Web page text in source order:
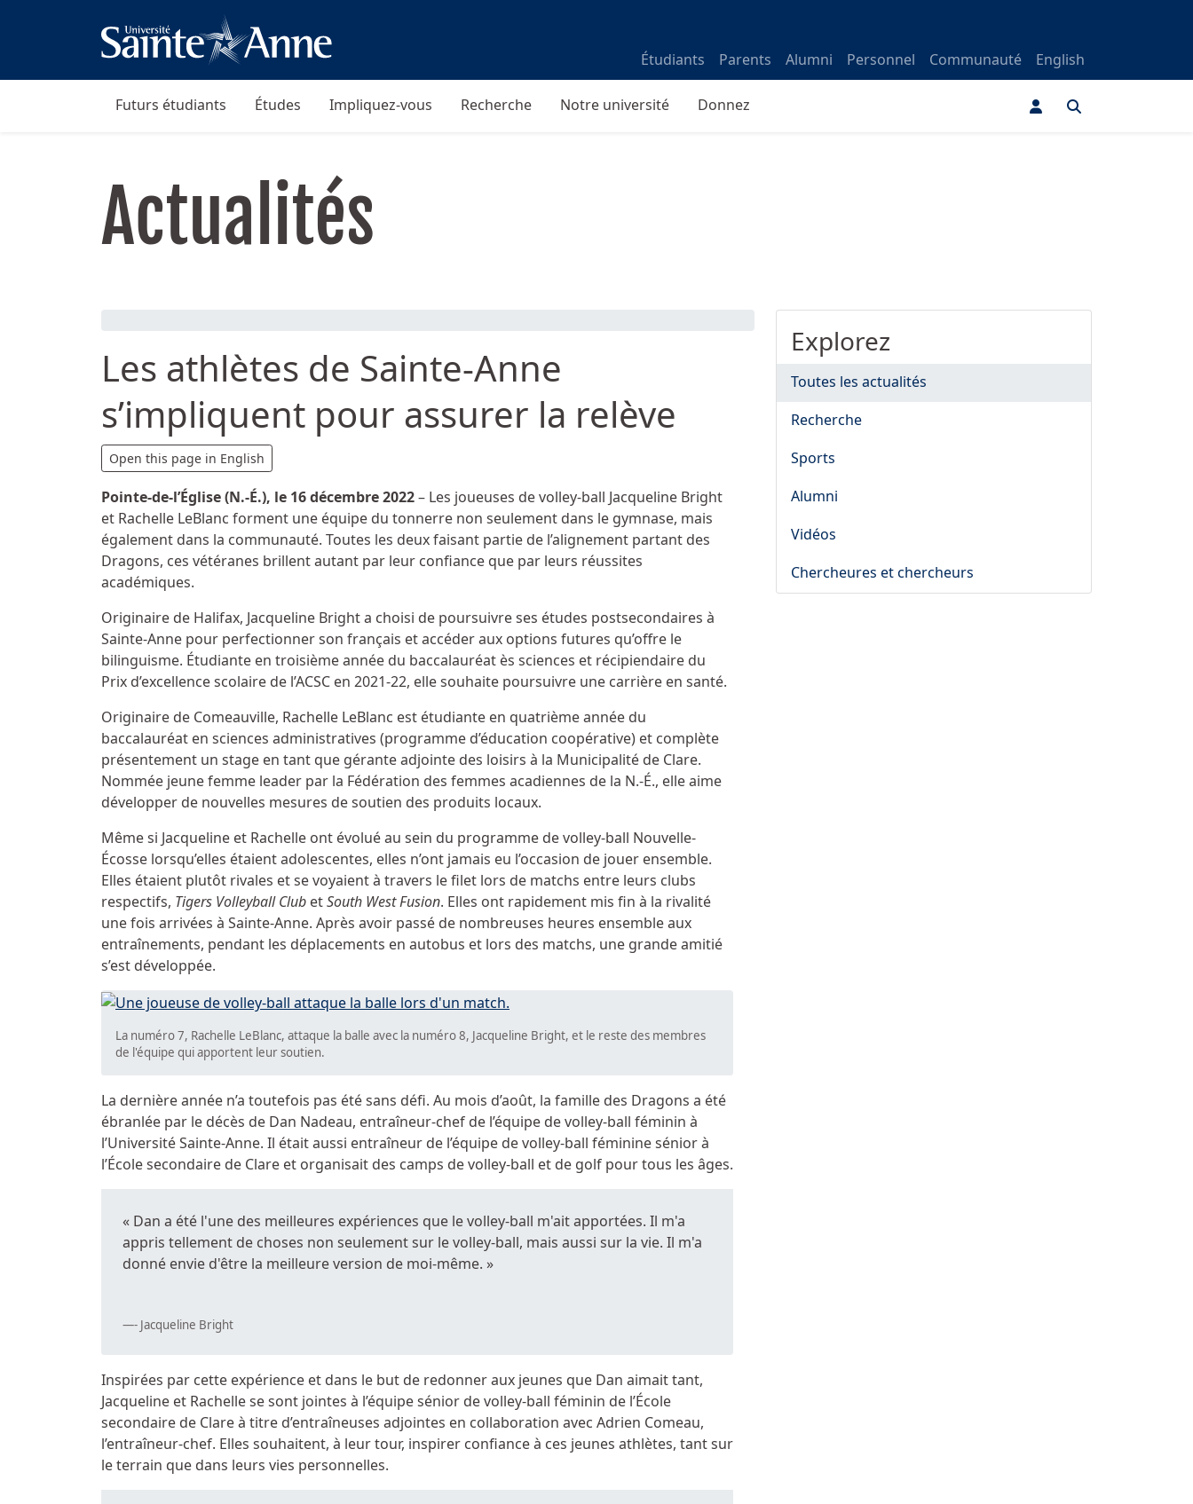
Étudiants Parents Alumni Personnel Communauté English
Futurs étudiants Études Impliquez-vous Recherche Notre université Donnez
Actualités
Les athlètes de Sainte-Anne
s’impliquent pour assurer la relève
Détails
Open this page in English
Pointe-de-l’Église (N.-É.), le 16 décembre 2022– Les joueuses de volley-ball Jacqueline Bright
et Rachelle LeBlanc forment une équipe du tonnerre non seulement dans le gymnase, mais
également dans la communauté. Toutes les deux faisant partie de l’alignement partant des
Dragons, ces vétéranes brillent autant par leur confiance que par leurs réussites
académiques.
Originaire de Halifax, Jacqueline Bright a choisi de poursuivre ses études postsecondaires à
Sainte-Anne pour perfectionner son français et accéder aux options futures qu’offre le
bilinguisme. Étudiante en troisième année du baccalauréat ès sciences et récipiendaire du
Prix d’excellence scolaire de l’ACSC en 2021-22, elle souhaite poursuivre une carrière en santé.
Originaire de Comeauville, Rachelle LeBlanc est étudiante en quatrième année du
baccalauréat en sciences administratives (programme d’éducation coopérative) et complète
présentement un stage en tant que gérante adjointe des loisirs à la Municipalité de Clare.
Nommée jeune femme leader par la Fédération des femmes acadiennes de la N.-É., elle aime
développer de nouvelles mesures de soutien des produits locaux.
Même si Jacqueline et Rachelle ont évolué au sein du programme de volley-ball Nouvelle-
Écosse lorsqu’elles étaient adolescentes, elles n’ont jamais eu l’occasion de jouer ensemble.
Elles étaient plutôt rivales et se voyaient à travers le filet lors de matchs entre leurs clubs
respectifs, Tigers Volleyball Club etSouth West Fusion. Elles ont rapidement mis fin à la rivalité
une fois arrivées à Sainte-Anne. Après avoir passé de nombreuses heures ensemble aux
entraînements, pendant les déplacements en autobus et lors des matchs, une grande amitié
s’est développée.
La numéro 7, Rachelle LeBlanc, attaque la balle avec la numéro 8, Jacqueline Bright, et le reste des membres
de l'équipe qui apportent leur soutien.
La dernière année n’a toutefois pas été sans défi. Au mois d’août, la famille des Dragons a été
ébranlée par le décès de Dan Nadeau, entraîneur-chef de l’équipe de volley-ball féminin à
l’Université Sainte-Anne. Il était aussi entraîneur de l’équipe de volley-ball féminine sénior à
l’École secondaire de Clare et organisait des camps de volley-ball et de golf pour tous les âges.
« Dan a été l'une des meilleures expériences que le volley-ball m'ait apportées. Il m'a
appris tellement de choses non seulement sur le volley-ball, mais aussi sur la vie. Il m'a
donné envie d'être la meilleure version de moi-même. »
- Jacqueline Bright
Inspirées par cette expérience et dans le but de redonner aux jeunes que Dan aimait tant,
Jacqueline et Rachelle se sont jointes à l’équipe sénior de volley-ball féminin de l’École
secondaire de Clare à titre d’entraîneuses adjointes en collaboration avec Adrien Comeau,
l’entraîneur-chef. Elles souhaitent, à leur tour, inspirer confiance à ces jeunes athlètes, tant sur
le terrain que dans leurs vies personnelles.
Explorez
Toutes les actualités
Recherche
Sports
Alumni
Vidéos
Chercheures et chercheurs